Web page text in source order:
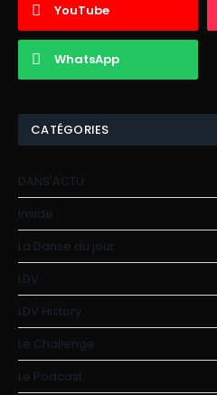
YouTube
WhatsApp
CATÉGORIES
DANS'ACTU
Inside
La Danse du jour
LDV
LDV History
Le Challenge
Le Podcast